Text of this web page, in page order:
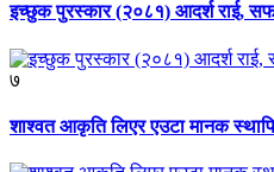
इच्छुक पुरस्कार (२०८१) आदर्श राई,
७
शाश्वत आकृति लिएर एउटा मानक